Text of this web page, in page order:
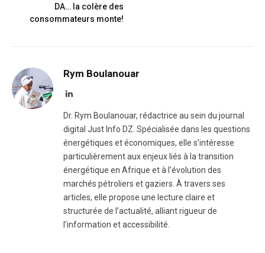
DA… la colère des
consommateurs monte!
Rym Boulanouar
LinkedIn
Dr. Rym Boulanouar, rédactrice au sein du journal
digital Just Info DZ. Spécialisée dans les questions
énergétiques et économiques, elle s’intéresse
particulièrement aux enjeux liés à la transition
énergétique en Afrique et à l’évolution des
marchés pétroliers et gaziers. À travers ses
articles, elle propose une lecture claire et
structurée de l’actualité, alliant rigueur de
l’information et accessibilité.